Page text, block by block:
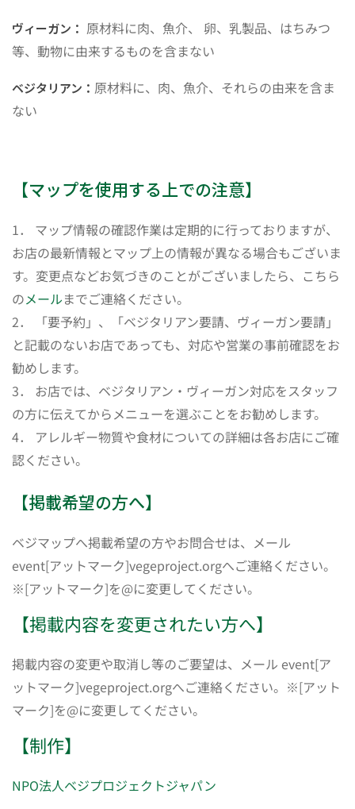
ヴィーガン： 原材料に肉、魚介、 卵、乳製品、はちみつ
等、動物に由来するものを含まない
ベジタリアン： 原材料に、肉、魚介、それらの由来を含ま
ない
【マップを使用する上での注意】
1． マップ情報の確認作業は定期的に行っておりますが、
お店の最新情報とマップ上の情報が異なる場合もございま
す。変更点などお気づきのことがございましたら、こちら
のメールまでご連絡ください。
2． 「要予約」、「ベジタリアン要請、ヴィーガン要請」
と記載のないお店であっても、対応や営業の事前確認をお
勧めします。
3． お店では、ベジタリアン・ヴィーガン対応をスタッフ
の方に伝えてからメニューを選ぶことをお勧めします。
4． アレルギー物質や食材についての詳細は各お店にご確
認ください。
【掲載希望の方へ】
ベジマップへ掲載希望の方やお問合せは、メール
event[アットマーク]vegeproject.orgへご連絡ください。
※[アットマーク]を@に変更してください。
【掲載内容を変更されたい方へ】
掲載内容の変更や取消し等のご要望は、メール event[ア
ットマーク]vegeproject.orgへご連絡ください。※[アット
マーク]を@に変更してください。
【制作】
NPO法人ベジプロジェクトジャパン